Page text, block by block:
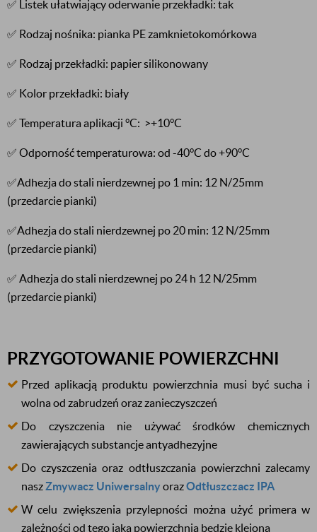
✅ Listek ułatwiający oderwanie przekładki: tak
✅ Rodzaj nośnika: pianka PE zamknietokomórkowa
✅ Rodzaj przekładki: papier silikonowany
✅ Kolor przekładki: biały
✅ Temperatura aplikacji °C: >+10°C
✅ Odporność temperaturowa: od -40°C do +90°C
✅Adhezja do stali nierdzewnej po 1 min: 12 N/25mm
(przedarcie pianki)
✅Adhezja do stali nierdzewnej po 20 min: 12 N/25mm
(przedarcie pianki)
✅ Adhezja do stali nierdzewnej po 24 h 12 N/25mm
(przedarcie pianki)
PRZYGOTOWANIE POWIERZCHNI
Przed aplikacją produktu powierzchnia musi być sucha i
wolna od zabrudzeń oraz zanieczyszczeń
Do czyszczenia nie używać środków chemicznych
zawierających substancje antyadhezyjne
Do czyszczenia oraz odtłuszczania powierzchni zalecamy
naszZmywacz UniwersalnyorazOdtłuszczacz IPA
W celu zwiększenia przylepności można użyć primera w
zależności od tego jaka powierzchnia będzie klejona